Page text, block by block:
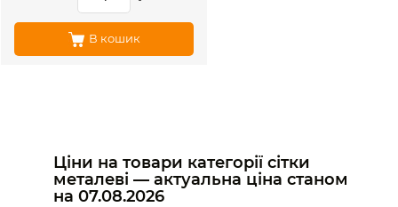
В кошик
Ціни на товари категорії сітки
металеві — актуальна ціна станом
на 07.08.2026